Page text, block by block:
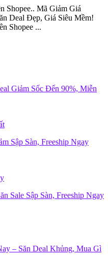
Shopee.. Mã Giảm Giá
Deal Đẹp, Giá Siêu Mềm!
Shopee ...
Giảm Sốc Đến 90%, Miễn
Sập Sàn, Freeship Ngay
Sale Sập Sàn, Freeship Ngay
– Săn Deal Khủng, Mua Gì